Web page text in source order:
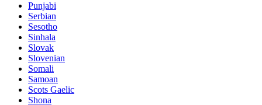
Punjabi
Serbian
Sesotho
Sinhala
Slovak
Slovenian
Somali
Samoan
Scots Gaelic
Shona